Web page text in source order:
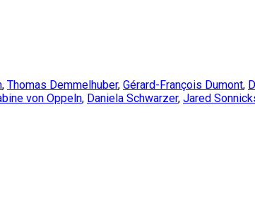
, Thomas Demmelhuber, Gérard-François Dumont,
von Oppeln, Daniela Schwarzer, Jared